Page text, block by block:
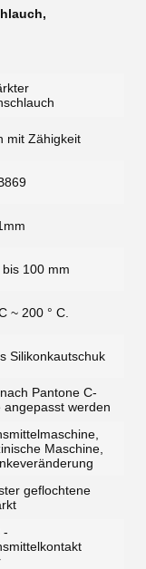
,
mit Zähigkeit
100 mm
~ 200 ° C.
Silikonkautschuk
Pantone C-
angepasst werden
Maschine,
geflochtene
-